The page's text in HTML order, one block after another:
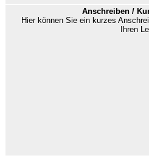
Anschreiben /
Hier können Sie ein kurzes
Ihren